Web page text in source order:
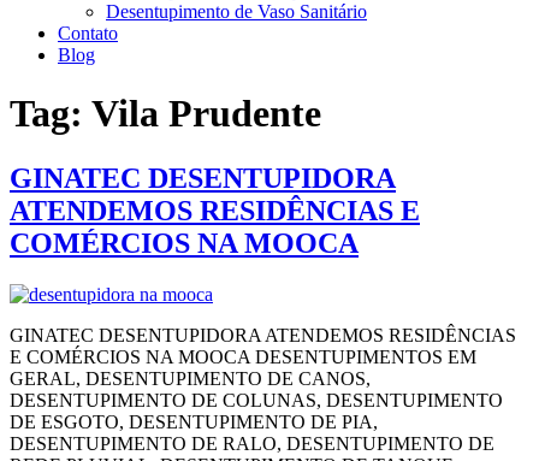
Desentupimento de Vaso Sanitário
Contato
Blog
Tag: Vila Prudente
GINATEC DESENTUPIDORA
ATENDEMOS RESIDÊNCIAS E
COMÉRCIOS NA MOOCA
GINATEC DESENTUPIDORA ATENDEMOS RESIDÊNCIAS
E COMÉRCIOS NA MOOCA DESENTUPIMENTOS EM
GERAL, DESENTUPIMENTO DE CANOS,
DESENTUPIMENTO DE COLUNAS, DESENTUPIMENTO
DE ESGOTO, DESENTUPIMENTO DE PIA,
DESENTUPIMENTO DE RALO, DESENTUPIMENTO DE